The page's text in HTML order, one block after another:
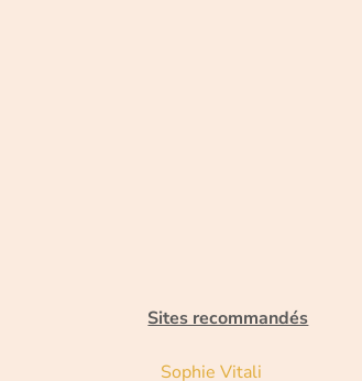
Sites recommandés
Sophie Vitali